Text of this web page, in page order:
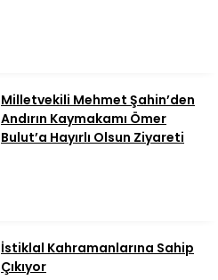
Milletvekili Mehmet Şahin’den
Andırın Kaymakamı Ömer
Bulut’a Hayırlı Olsun Ziyareti
İstiklal Kahramanlarına Sahip
Çıkıyor